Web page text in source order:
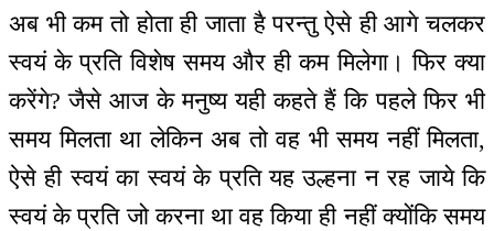
अब भी कम तो होता ही जाता है परन्तु ऐसे ही आगे चलकर
स्वयं के प्रति विशेष समय और ही कम मिलेगा। फिर क्या
करेंगे? जैसे आज के मनुष्य यही कहते हैं कि पहले फिर भी
समय मिलता था लेकिन अब तो वह भी समय नहीं मिलता,
ऐसे ही स्वयं का स्वयं के प्रति यह उल्हना न रह जाये कि
स्वयं के प्रति जो करना था वह किया ही नहीं क्योंकि समय